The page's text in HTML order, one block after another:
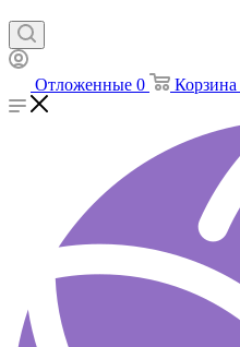
Отложенные 0 Корзина